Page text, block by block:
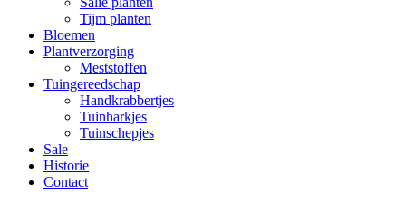
Tijm planten
Bloemen
Plantverzorging
Meststoffen
Tuingereedschap
Handkrabbertjes
Tuinharkjes
Tuinschepjes
Sale
Historie
Contact